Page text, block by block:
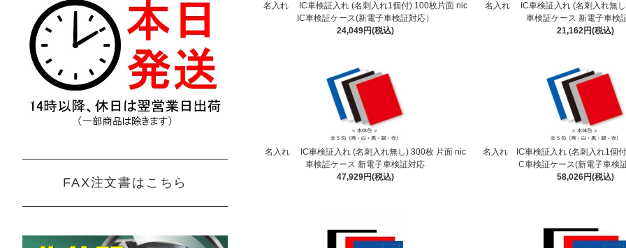
名入れ IC車検証入れ (名刺入れ1個付) 100枚片面 nic
IC車検証ケース(新電子車検証対応）
24,049円(税込)
名入れ IC車検証入れ (名刺入れ無
車検証ケース 新電子車検
21,162円(税込)
名入れ IC車検証入れ (名刺入れ無し) 300枚 片面 nic
車検証ケース 新電子車検証対応
47,929円(税込)
名入れ IC車検証入れ (名刺入れ1個付
C車検証ケース(新電子車検証
58,026円(税込)
FAX注文書はこちら